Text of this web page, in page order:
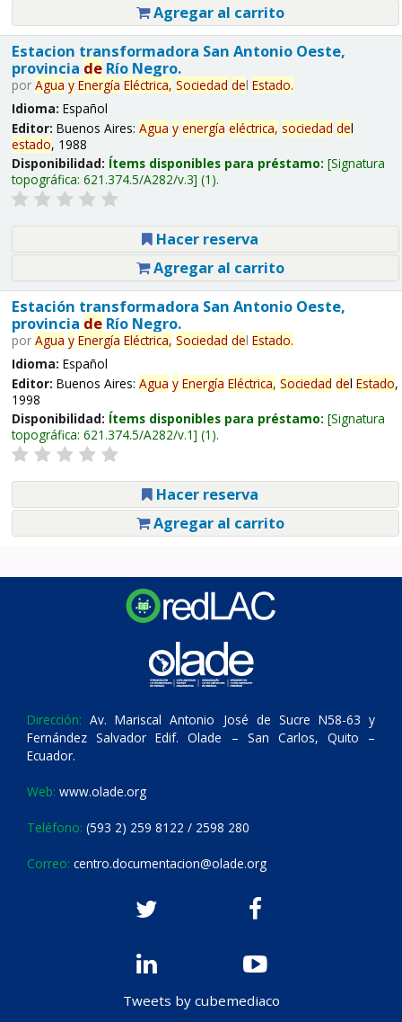
Agregar al carrito
Estacion transformadora San Antonio Oeste,
provincia deRío Negro.
por Agua y Energía Eléctrica, Sociedad del Estado.
Idioma: Español
Editor: Buenos Aires: Agua y energía eléctrica, sociedad del
estado, 1988
Disponibilidad: Ítems disponibles para préstamo: Signatura
topográfica: 621.374.5/A282/v.3 (1).
Hacer reserva
Agregar al carrito
Estación transformadora San Antonio Oeste,
provincia deRío Negro.
por Agua y Energía Eléctrica, Sociedad del Estado.
Idioma: Español
Editor: Buenos Aires: Agua y Energía Eléctrica, Sociedad del Estado,
1998
Disponibilidad: Ítems disponibles para préstamo: Signatura
topográfica: 621.374.5/A282/v.1 (1).
Hacer reserva
Agregar al carrito
Dirección: Av. Mariscal Antonio José de Sucre N58-63 y
Fernández Salvador Edif. Olade – San Carlos, Quito –
Ecuador.
Web: www.olade.org
Teléfono: (593 2) 259 8122 / 2598 280
Correo: centro.documentacion@olade.org
Tweets by cubemediaco